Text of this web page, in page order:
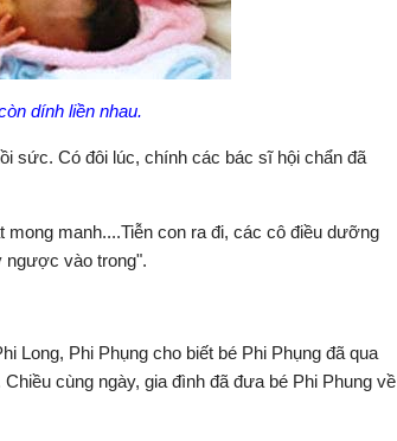
dính liền nhau.
sức. Có đôi lúc, chính các bác sĩ hội chẩn đã
manh....Tiễn con ra đi, các cô điều dưỡng
ngược vào trong".
Long, Phi Phụng cho biết bé Phi Phụng đã qua
cùng ngày, gia đình đã đưa bé Phi Phung về